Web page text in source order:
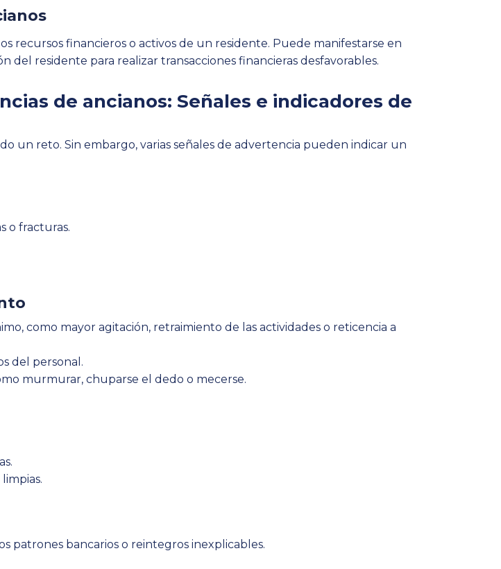
recursos financieros o activos de un residente. Puede manifestarse en
del residente para realizar transacciones financieras desfavorables.
de ancianos: Señales e indicadores de
un reto. Sin embargo, varias señales de advertencia pueden indicar un
o fracturas.
como mayor agitación, retraimiento de las actividades o reticencia a
del personal.
murmurar, chuparse el dedo o mecerse.
patrones bancarios o reintegros inexplicables.